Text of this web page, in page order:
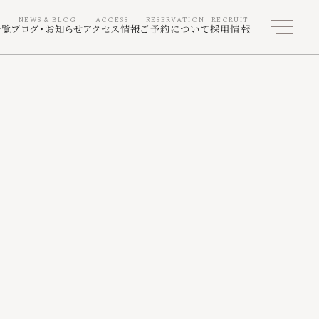
ブログ・お知らせアクセス情報ご予約について採用情報